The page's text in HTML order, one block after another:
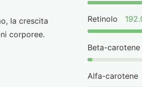
la crescita
corporee.
Retinolo
Beta-carotene
Alfa-carotene